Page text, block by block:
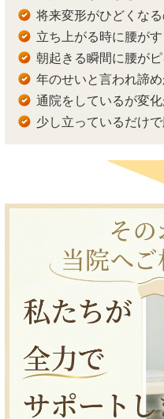
将来変形がひどくな
立ち上がる時に腰が
朝起きる瞬間に腰が
年のせいと言われ諦
通院をしているが変
少し立っているだけ